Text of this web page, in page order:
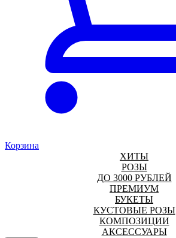
Корзина
ХИТЫ
РОЗЫ
ДО 3000 РУБЛЕЙ
ПРЕМИУМ
БУКЕТЫ
КУСТОВЫЕ РОЗЫ
КОМПОЗИЦИИ
АКСЕССУАРЫ